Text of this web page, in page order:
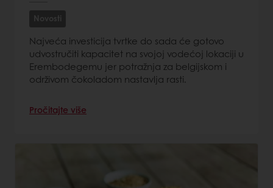
Novosti
Najveća investicija tvrtke do sada će gotovo
udvostručiti kapacitet na svojoj vodećoj lokaciji u
Erembodegemu jer potražnja za belgijskom i
održivom čokoladom nastavlja rasti.
Pročitajte više